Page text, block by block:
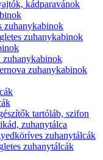
kádparavánok
zuhanykabinok
zuhanykabinok
zuhanykabinok
tartóláb, szifon
zuhanytálca
zuhanytálcák
zuhanytálcák